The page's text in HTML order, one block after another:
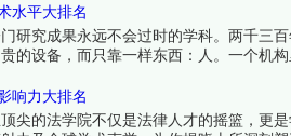
水平大排名
研究成果永远不会过时的学科。两千三
的设备，而只靠一样东西：人。一个机
能说明问题。以下十所机构在过去半
名单吧！
响力大排名
尖的法学院不仅是法律人才的摇篮，更